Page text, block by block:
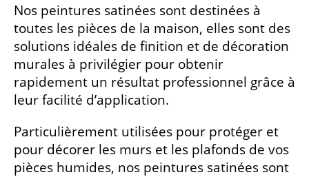
Nos peintures satinées sont destinées à
toutes les pièces de la maison, elles sont des
solutions idéales de finition et de décoration
murales à privilégier pour obtenir
rapidement un résultat professionnel grâce à
leur facilité d’application.
Particulièrement utilisées pour protéger et
pour décorer les murs et les plafonds de vos
pièces humides, nos peintures satinées sont